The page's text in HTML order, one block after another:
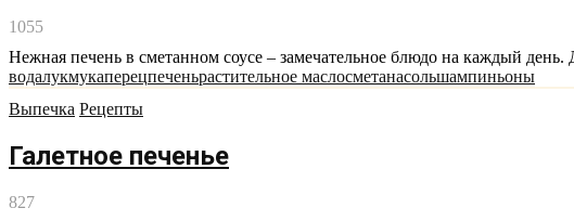
1055
Нежная печень в сметанном соусе – замечательное блюдо на каждый
водалукмукаперецпеченьрастительное маслосметанасольшампиньоны
Выпечка Рецепты
Галетное печенье
827